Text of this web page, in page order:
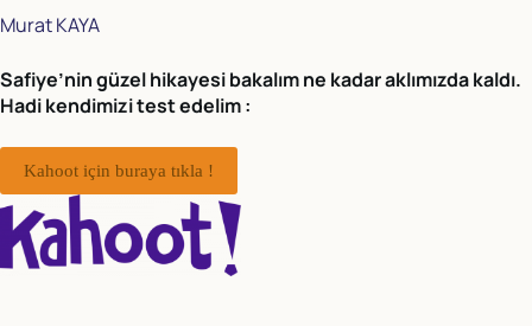
Murat KAYA
Safiye’nin güzel hikayesi bakalım ne kadar aklımızda kaldı.
Hadi kendimizi test edelim :
Kahoot için buraya tıkla !